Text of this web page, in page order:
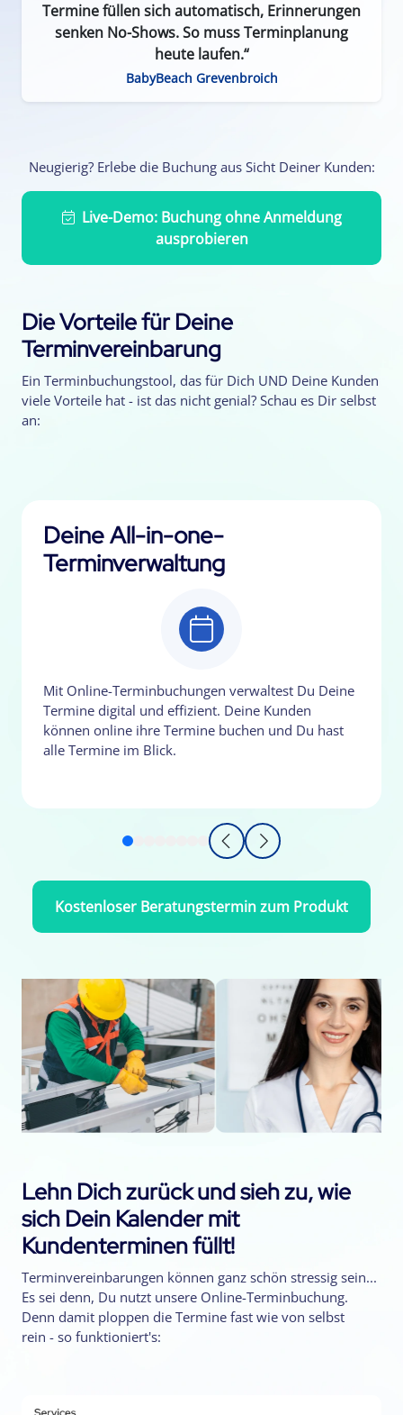
Termine füllen sich automatisch, Erinnerungen
senken No-Shows. So muss Terminplanung
heute laufen.“
BabyBeach Grevenbroich
Neugierig? Erlebe die Buchung aus Sicht Deiner Kunden:
Live-Demo: Buchung ohne Anmeldung
ausprobieren
Die Vorteile für Deine
Terminvereinbarung
Ein Terminbuchungstool, das für Dich UND Deine Kunden
viele Vorteile hat - ist das nicht genial? Schau es Dir selbst
an:
Deine All-in-one-
Terminverwaltung
Mit Online-Terminbuchungen verwaltest Du Deine
Termine digital und effizient. Deine Kunden
können online ihre Termine buchen und Du hast
alle Termine im Blick.
Kostenloser Beratungstermin zum Produkt
Lehn Dich zurück und sieh zu, wie
sich Dein Kalender mit
Kundenterminen füllt!
Terminvereinbarungen können ganz schön stressig sein...
Es sei denn, Du nutzt unsere Online-Terminbuchung.
Denn damit ploppen die Termine fast wie von selbst
rein - so funktioniert's: